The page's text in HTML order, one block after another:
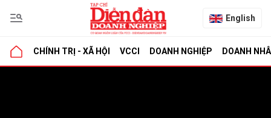
English
CHÍNH TRỊ - XÃ HỘI VCCI DOANH NGHIỆP DOANH